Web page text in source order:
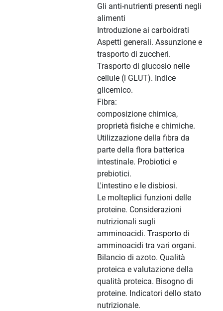
Gli anti-nutrienti presenti negli
alimenti
Introduzione ai carboidrati
Aspetti generali. Assunzione e
trasporto di zuccheri.
Trasporto di glucosio nelle
cellule (i GLUT). Indice
glicemico.
Fibra:
composizione chimica,
proprietà fisiche e chimiche.
Utilizzazione della fibra da
parte della flora batterica
intestinale. Probiotici e
prebiotici.
L'intestino e le disbiosi.
Le molteplici funzioni delle
proteine. Considerazioni
nutrizionali sugli
amminoacidi. Trasporto di
amminoacidi tra vari organi.
Bilancio di azoto. Qualità
proteica e valutazione della
qualità proteica. Bisogno di
proteine. Indicatori dello stato
nutrizionale.